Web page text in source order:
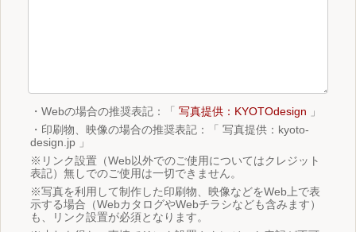
・Webの場合の推奨表記：「 写真提供：KYOTOdesign 」
・印刷物、映像の場合の推奨表記：「 写真提供：kyoto-
design.jp 」
※リンク設置（Web以外でのご使用についてはクレジット
表記）無しでのご使用は一切できません。
※写真を利用して制作した印刷物、映像などをWeb上で表
示する場合（WebカタログやWebチラシなども含みます）
も、リンク設置が必須となります。